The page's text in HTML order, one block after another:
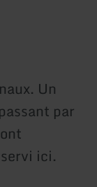
Un
par
ici.